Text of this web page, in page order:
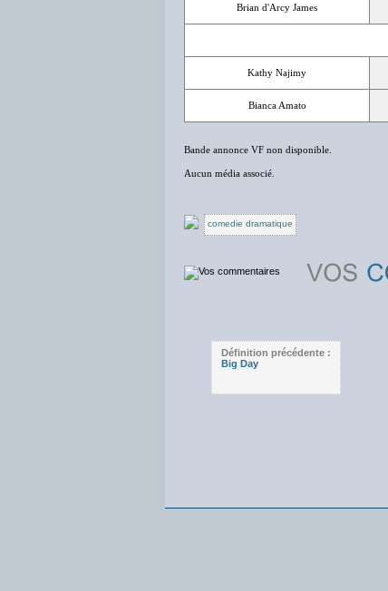
Brian d'Arcy James
Kathy Najimy
Bianca Amato
Bande annonce VF non disponible.
Aucun média associé.
comedie dramatique
Définition précédente :
Big Day